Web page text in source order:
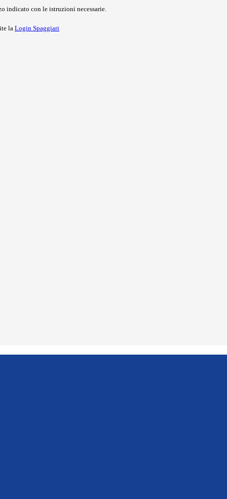
indicato con le istruzioni necessarie.
la Login Spaggiari